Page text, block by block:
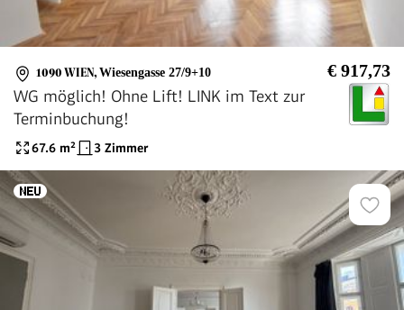
1090 WIEN, Wiesengasse 27/9+10 € 917,73
WG möglich! Ohne Lift! LINK im Text zur
Terminbuchung!
67.6 m² 3 Zimmer